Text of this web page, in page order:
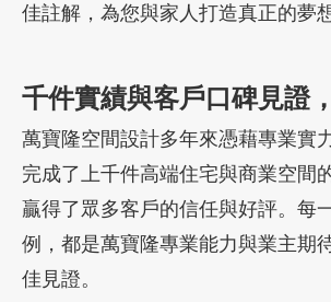
佳註解，為您與家人打造真正的夢
千件實績與客戶口碑見證
萬寶隆空間設計多年來憑藉專業實
完成了上千件高端住宅與商業空間
贏得了眾多客戶的信任與好評。每
例，都是萬寶隆專業能力與業主期
佳見證。